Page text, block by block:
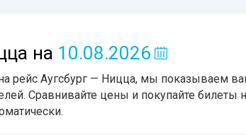
на 10.08.2026
рейс Аугсбург — Ницца, мы показываем
Сравнивайте цены и покупайте билеты